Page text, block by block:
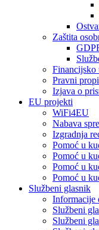
Zaštita
Financijsko
Pravni
Izjava o
EU projekti
WiFi4EU
Nabava
Izgradnja
Pomoć u
Pomoć u
Pomoć u
Pomoć u
Službeni glasnik
Informacije
Službeni
Službeni